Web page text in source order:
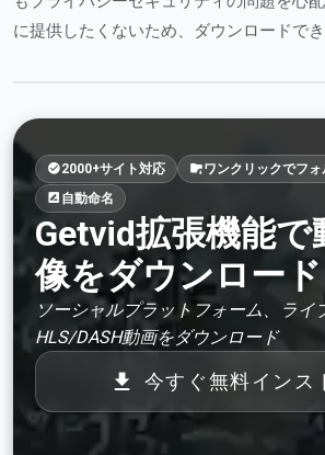
に提供したくないため、ダウンロードでき
2000+サイト対応
ワンクリックでフ
自動命名
Getvid拡張機能で
像をダウンロード
ソーシャルプラットフォーム、ライ
HLS/DASH動画をダウンロード
今すぐ無料インス